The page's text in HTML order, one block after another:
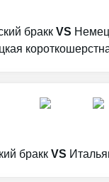
бракк VS
бракк VS